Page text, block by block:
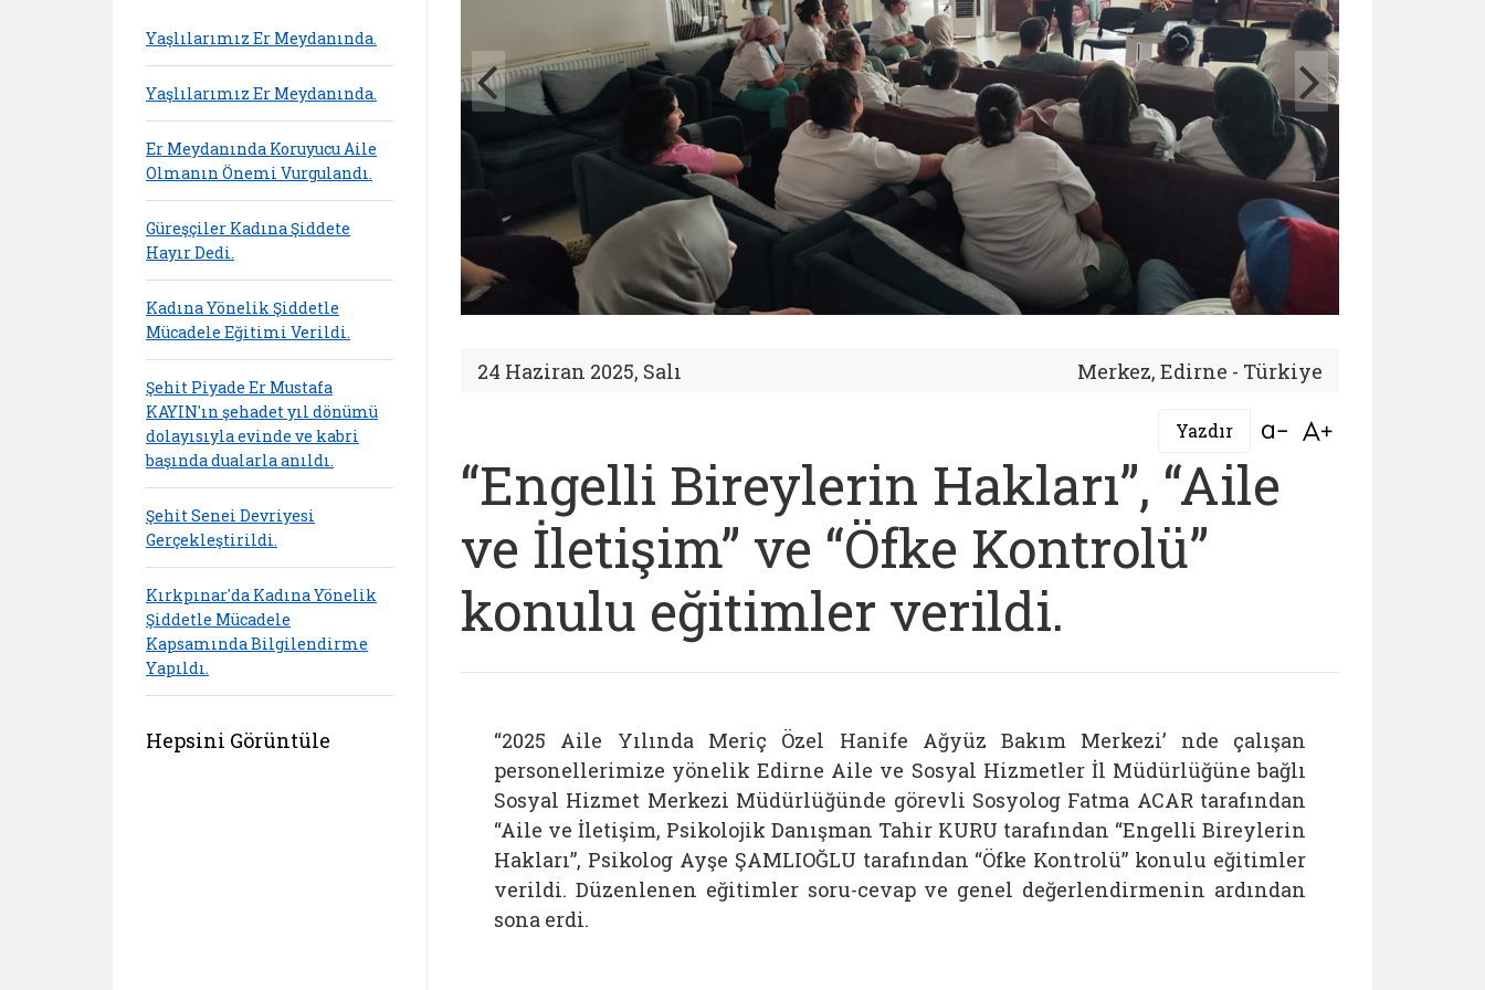
24 Haziran 2025, Salı Merkez, Edirne - Türkiye
Yazdır Bağlantıyı aç
“Engelli Bireylerin Hakları”, “Aile
ve İletişim” ve “Öfke Kontrolü”
konulu eğitimler verildi.
“2025 Aile Yılında Meriç Özel Hanife Ağyüz Bakım Merkezi’ nde çalışan
personellerimize yönelik Edirne Aile ve Sosyal Hizmetler İl Müdürlüğüne bağlı
Sosyal Hizmet Merkezi Müdürlüğünde görevli Sosyolog Fatma ACAR tarafından
“Aile ve İletişim, Psikolojik Danışman Tahir KURU tarafından “Engelli Bireylerin
Hakları”, Psikolog Ayşe ŞAMLIOĞLU tarafından “Öfke Kontrolü” konulu eğitimler
verildi. Düzenlenen eğitimler soru-cevap ve genel değerlendirmenin ardından
sona erdi.
Yaşlılarımız Er Meydanında.
Yaşlılarımız Er Meydanında.
Er Meydanında Koruyucu Aile
Olmanın Önemi Vurgulandı.
Güreşçiler Kadına Şiddete
Hayır Dedi.
Kadına Yönelik Şiddetle
Mücadele Eğitimi Verildi.
Şehit Piyade Er Mustafa
KAYIN'ın şehadet yıl dönümü
dolayısıyla evinde ve kabri
başında dualarla anıldı.
Şehit Senei Devriyesi
Gerçekleştirildi.
Kırkpınar'da Kadına Yönelik
Şiddetle Mücadele
Kapsamında Bilgilendirme
Yapıldı.
Hepsini Görüntüle